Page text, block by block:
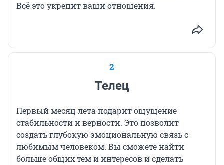
Всё это укрепит ваши отношения.
2
Телец
Первый месяц лета подарит ощущение
стабильности и верности. Это позволит
создать глубокую эмоциональную связь с
любимым человеком. Вы сможете найти
больше общих тем и интересов и сделать